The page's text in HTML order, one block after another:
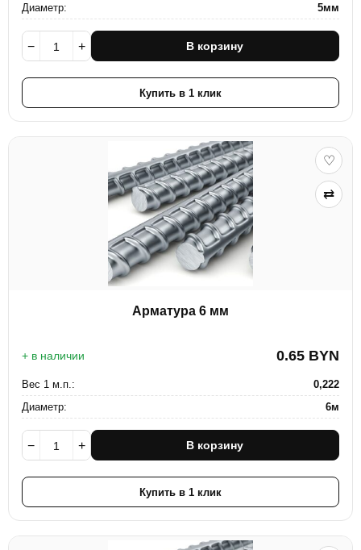
Диаметр:
5мм
− + В корзину
Купить в 1 клик
♡
⇄
Арматура 6 мм
+ в наличии 0.65 BYN
Вес 1 м.п.:
0,222
Диаметр:
6м
− + В корзину
Купить в 1 клик